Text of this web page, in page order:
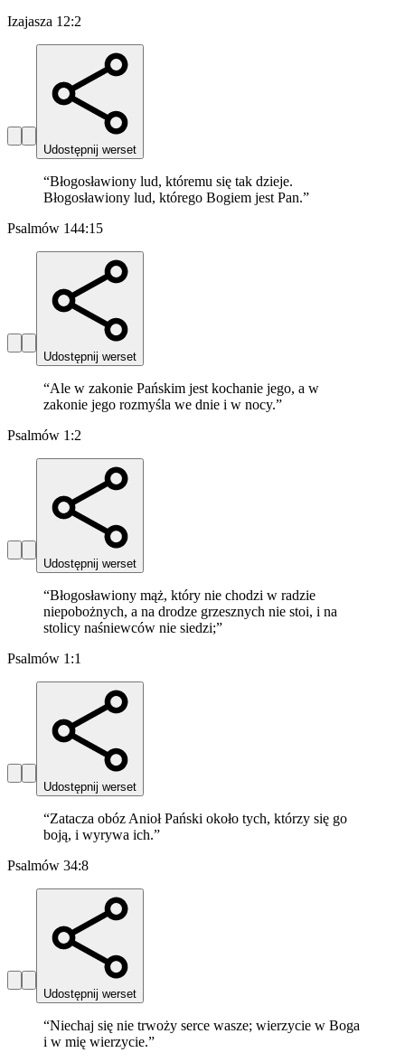
Izajasza 12:2
Udostępnij werset
“Błogosławiony lud, któremu się tak dzieje.
Błogosławiony lud, którego Bogiem jest Pan.”
Psalmów 144:15
Udostępnij werset
“Ale w zakonie Pańskim jest kochanie jego, a w
zakonie jego rozmyśla we dnie i w nocy.”
Psalmów 1:2
Udostępnij werset
“Błogosławiony mąż, który nie chodzi w radzie
niepobożnych, a na drodze grzesznych nie stoi, i na
stolicy naśniewców nie siedzi;”
Psalmów 1:1
Udostępnij werset
“Zatacza obóz Anioł Pański około tych, którzy się go
boją, i wyrywa ich.”
Psalmów 34:8
Udostępnij werset
“Niechaj się nie trwoży serce wasze; wierzycie w Boga
i w mię wierzycie.”